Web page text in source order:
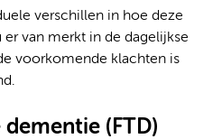
verschillen in hoe deze
van merkt in de dagelijkse
voorkomende klachten is
(FTD)